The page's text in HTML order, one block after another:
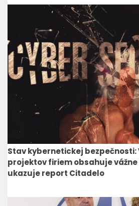
Stav kybernetickej bezpečnosti:
projektov firiem obsahuje
ukazuje report Citadelo